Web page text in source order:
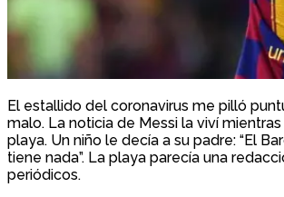
El estallido del coronavirus me pilló
malo. La noticia de Messi la viví
playa. Un niño le decía a su padre: “El
tiene nada”. La playa parecía una
periódicos.